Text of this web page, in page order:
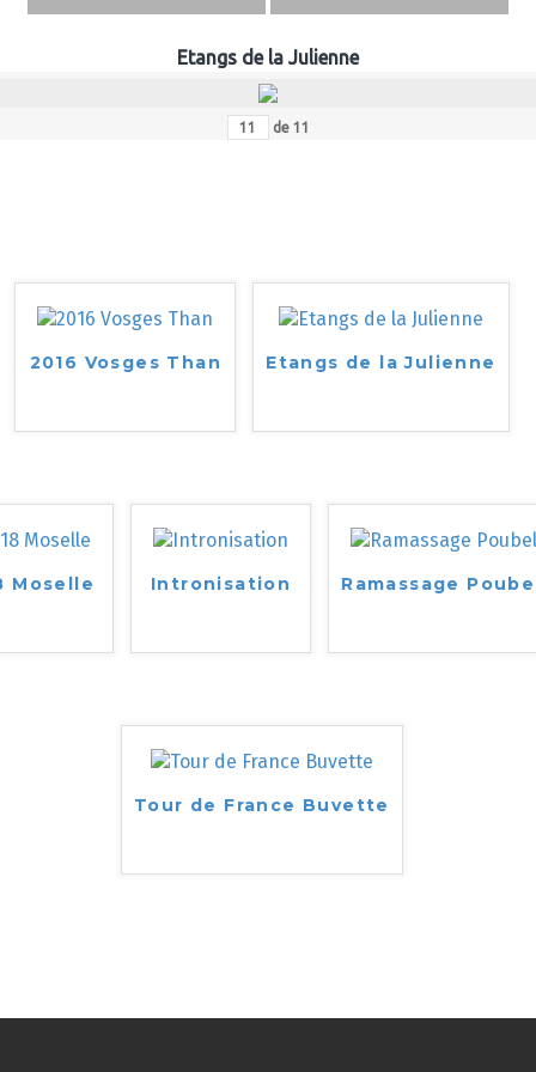
Etangs de la Julienne
de 11
2016 Vosges Than Etangs de la Julienne
Moselle Intronisation Ramassage
Tour de France Buvette